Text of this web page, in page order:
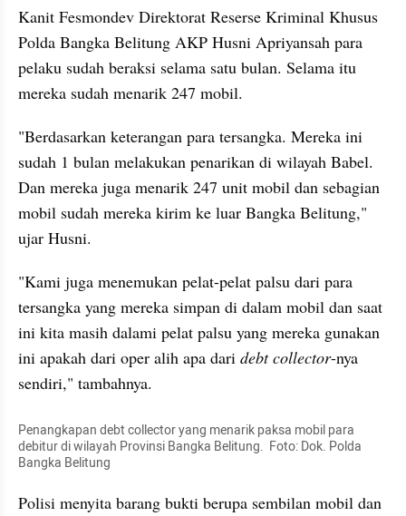
Kanit Fesmondev Direktorat Reserse Kriminal Khusus
Polda Bangka Belitung AKP Husni Apriyansah para
pelaku sudah beraksi selama satu bulan. Selama itu
mereka sudah menarik 247 mobil.
"Berdasarkan keterangan para tersangka. Mereka ini
sudah 1 bulan melakukan penarikan di wilayah Babel.
Dan mereka juga menarik 247 unit mobil dan sebagian
mobil sudah mereka kirim ke luar Bangka Belitung,"
ujar Husni.
"Kami juga menemukan pelat-pelat palsu dari para
tersangka yang mereka simpan di dalam mobil dan saat
ini kita masih dalami pelat palsu yang mereka gunakan
ini apakah dari oper alih apa dari debt collector-nya
sendiri," tambahnya.
Penangkapan debt collector yang menarik paksa mobil para
debitur di wilayah Provinsi Bangka Belitung.  Foto: Dok. Polda
Bangka Belitung
Polisi menyita barang bukti berupa sembilan mobil dan